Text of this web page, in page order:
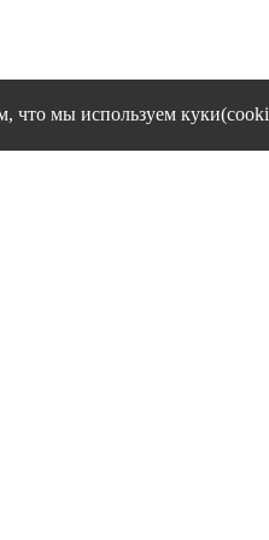
что мы используем